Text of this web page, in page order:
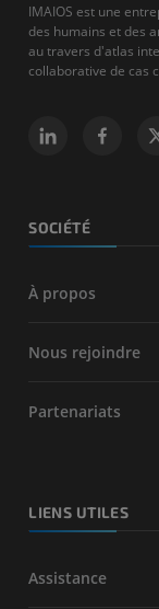
IMAIOS est une
des humains et des
au travers d'atlas
collaborative de cas
SOCIÉTÉ
À propos
Nous rejoindre
Partenariats
LIENS UTILES
Assistance